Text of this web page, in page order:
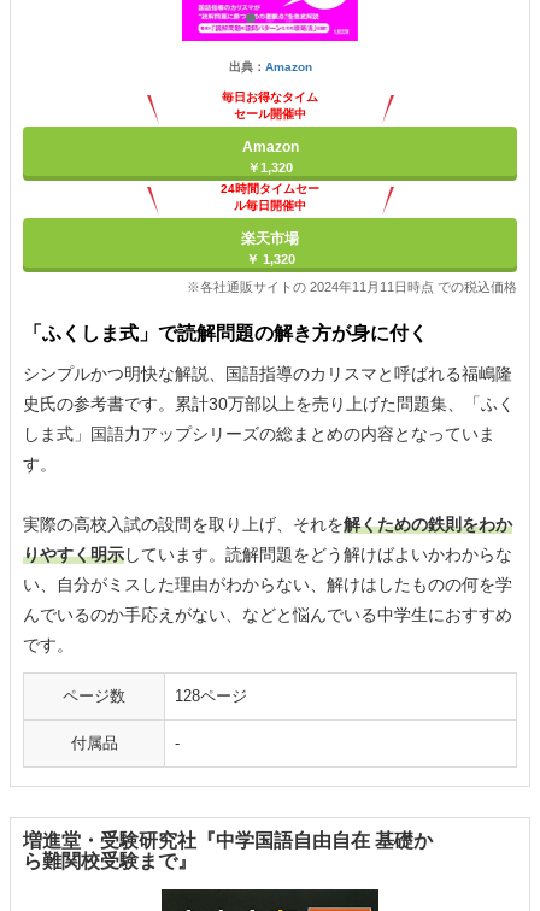
出典： Amazon
毎日お得なタイム
セール開催中
Amazon
￥1,320
24時間タイムセー
ル毎日開催中
楽天市場
￥ 1,320
※各社通販サイトの 2024年11月11日時点 での税込価格
「ふくしま式」で読解問題の解き方が身に付く
シンプルかつ明快な解説、国語指導のカリスマと呼ばれる福嶋隆
史氏の参考書です。累計30万部以上を売り上げた問題集、「ふく
しま式」国語力アップシリーズの総まとめの内容となっていま
す。
実際の高校入試の設問を取り上げ、それを解くための鉄則をわか
りやすく明示しています。読解問題をどう解けばよいかわからな
い、自分がミスした理由がわからない、解けはしたものの何を学
んでいるのか手応えがない、などと悩んでいる中学生におすすめ
です。
ページ数 128ページ
付属品 -
増進堂・受験研究社『中学国語自由自在 基礎か
ら難関校受験まで』